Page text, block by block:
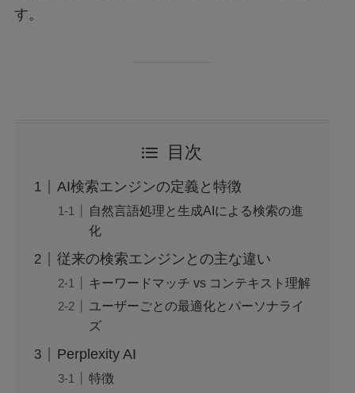
す。
目次
AI検索エンジンの定義と特徴
自然言語処理と生成AIによる検索の進
化
従来の検索エンジンとの主な違い
キーワードマッチ vs コンテキスト理解
ユーザーごとの最適化とパーソナライ
ズ
Perplexity AI
特徴